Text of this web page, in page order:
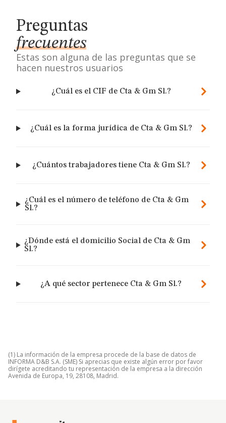
Preguntas
frecuentes
Estas son alguna de las preguntas que se
hacen nuestros usuarios
¿Cuál es el CIF de Cta & Gm Sl.?
¿Cuál es la forma jurídica de Cta & Gm Sl.?
¿Cuántos trabajadores tiene Cta & Gm Sl.?
¿Cuál es el número de teléfono de Cta & Gm
Sl.?
¿Dónde está el domicilio Social de Cta & Gm
Sl.?
¿A qué sector pertenece Cta & Gm Sl.?
(1) La información de la empresa procede de la base de datos de
INFORMA D&B S.A. (SME) Si aprecias que existe algún error por favor
dirígete acreditando tu representación de la empresa a la dirección
Avenida de Europa, 19, 28108, Madrid.